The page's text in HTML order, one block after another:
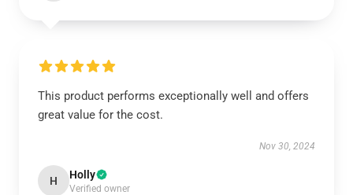
This product performs exceptionally well and offers
great value for the cost.
Nov 30, 2024
H Holly
Verified owner